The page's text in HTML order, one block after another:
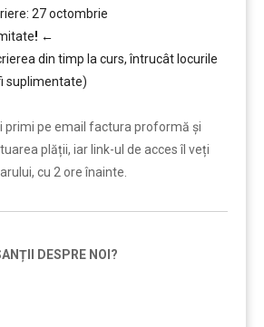
27 octombrie
! ←
din timp la curs, întrucât locurile
suplimentate)
primi pe email factura proformă și
plății, iar link-ul de acces îl veți
cu 2 ore înainte.
DESPRE NOI?